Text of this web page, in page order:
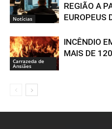
Notícias
REGIÃO A
EUROPEUS
Carrazeda de
Ansiães
INCÊNDIO
MAIS DE